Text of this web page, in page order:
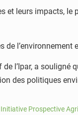
et leurs impacts,
de
l’Ipar, a souligné
des politiques
Initiative Prospective